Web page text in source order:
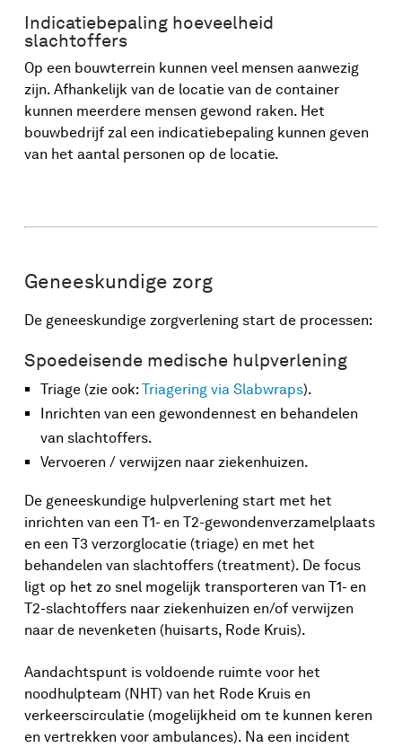
Indicatiebepaling hoeveelheid
slachtoffers
Op een bouwterrein kunnen veel mensen aanwezig
zijn. Afhankelijk van de locatie van de container
kunnen meerdere mensen gewond raken. Het
bouwbedrijf zal een indicatiebepaling kunnen geven
van het aantal personen op de locatie.
Geneeskundige zorg
De geneeskundige zorgverlening start de processen:
Spoedeisende medische hulpverlening
Triage (zie ook: Triagering via Slabwraps).
Inrichten van een gewondennest en behandelen
van slachtoffers.
Vervoeren / verwijzen naar ziekenhuizen.
De geneeskundige hulpverlening start met het
inrichten van een T1- en T2-gewondenverzamelplaats
en een T3 verzorglocatie (triage) en met het
behandelen van slachtoffers (treatment). De focus
ligt op het zo snel mogelijk transporteren van T1- en
T2-slachtoffers naar ziekenhuizen en/of verwijzen
naar de nevenketen (huisarts, Rode Kruis).
Aandachtspunt is voldoende ruimte voor het
noodhulpteam (NHT) van het Rode Kruis en
verkeerscirculatie (mogelijkheid om te kunnen keren
en vertrekken voor ambulances). Na een incident